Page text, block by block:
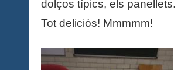
dolços típics, els panellets.
Tot deliciós! Mmmmm!